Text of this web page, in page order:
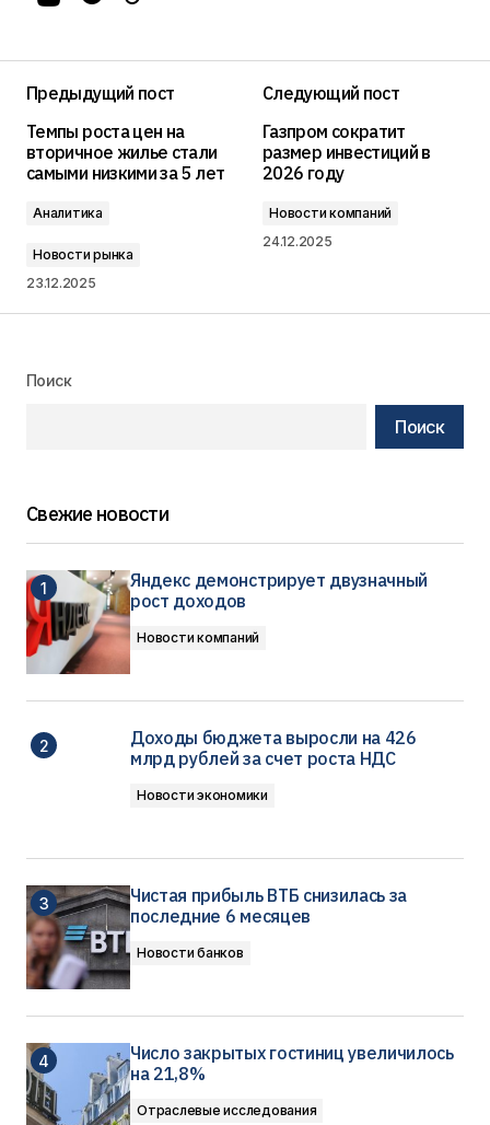
Предыдущий пост
Темпы роста цен на
вторичное жилье стали
самыми низкими за 5 лет
Аналитика
Новости рынка
23.12.2025
Следующий пост
Газпром сократит
размер инвестиций в
2026 году
Новости компаний
24.12.2025
Поиск
Поиск
Свежие новости
Яндекс демонстрирует двузначный
рост доходов
Новости компаний
Доходы бюджета выросли на 426
млрд рублей за счет роста НДС
Новости экономики
Чистая прибыль ВТБ снизилась за
последние 6 месяцев
Новости банков
Число закрытых гостиниц увеличилось
на 21,8%
Отраслевые исследования